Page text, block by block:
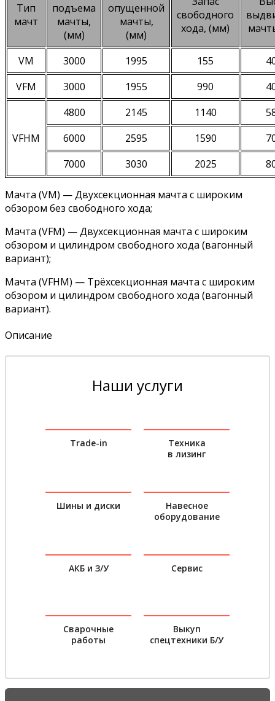
Тип
мачт
подъема
мачты,
(мм)
опущенной
мачты,
(мм)
свободного
хода, (мм)
VM 3000 1995 155
VFM
3000 1955 990
VFHM
4800 2145 1140
6000
2595 1590
7000
3030 2025
Мачта (VM) — Двухсекционная мачта с широким
обзором без свободного хода;
Мачта (VFM) — Двухсекционная мачта с широким
обзором и цилиндром свободного хода (вагонный
вариант);
Мачта (VFHM) — Трёхсекционная мачта с широким
обзором и цилиндром свободного хода (вагонный
вариант).
Описание
Наши услуги
Trade-in
Техника
в лизинг
Шины и диски
Навесное
оборудование
АКБ и З/У Сервис
Сварочные
работы
Выкуп
спецтехники Б/У